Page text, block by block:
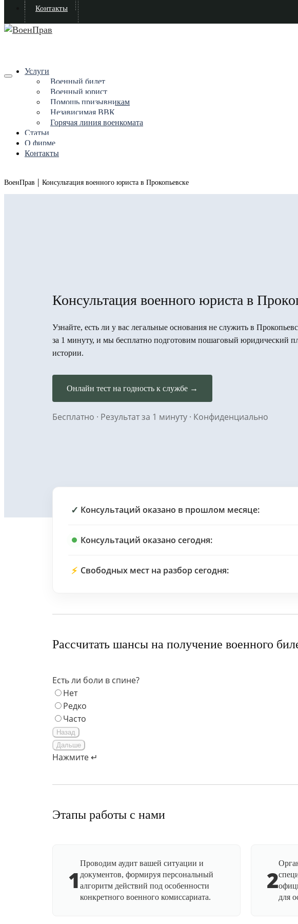
Контакты
Услуги
Военный билет
Военный юрист
Помощь призывникам
Независимая ВВК
Горячая линия военкомата
Статьи
О фирме
Контакты
ВоенПрав | Консультация военного юриста в Прокопьевске
Консультация военного юриста в
Узнайте, есть ли у вас легальные основания не служить в
за 1 минуту, и мы бесплатно подготовим пошаговый юридический
истории.
Онлайн тест на годность к службе →
Бесплатно · Результат за 1 минуту · Конфиденциально
✓ Консультаций оказано в прошлом месяце:
Консультаций оказано сегодня:
⚡ Свободных мест на разбор сегодня:
Рассчитать шансы на получение военного
Есть ли боли в спине?
Нет
Редко
Часто
Назад
Дальше
Нажмите ↵
Этапы работы с нами
1
Проводим аудит вашей ситуации и
документов, формируя персональный
алгоритм действий под особенности
конкретного военного комиссариата.
2
для